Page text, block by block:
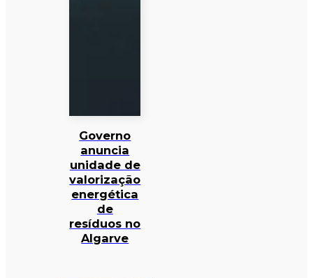
Governo
anuncia
unidade de
valorização
energética
de
resíduos no
Algarve